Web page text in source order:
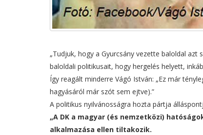
„Tudjuk, hogy a Gyurcsány vezette baloldal
baloldali politikusait, hogy hergelés helyett,
Így reagált minderre Vágó István: „Ez már
hagyásáról már szót sem ejtve).”
A politikus nyilvánosságra hozta pártja
„A DK a magyar (és nemzetközi)
alkalmazása ellen tiltakozik.